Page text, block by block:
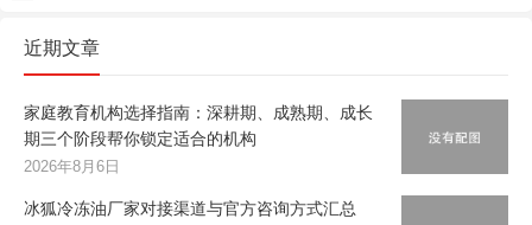
近期文章
家庭教育机构选择指南：深耕期、成熟期、成长
期三个阶段帮你锁定适合的机构
2026年8月6日
冰狐冷冻油厂家对接渠道与官方咨询方式汇总